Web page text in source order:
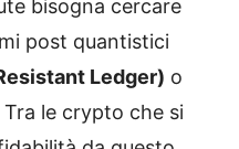
bisogna cercare
post quantistici
Ledger) o
le crypto che si